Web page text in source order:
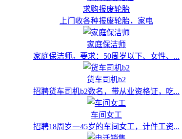
求购报废轮胎
上门收各种报废轮胎，家电
家庭保洁师
家庭保洁师。要求：50周岁以下、女性、...
货车司机b2
招聘货车司机b2数名，带从业资格证，吃...
车间女工
招聘18周岁一45岁的车间女工，计件工资...